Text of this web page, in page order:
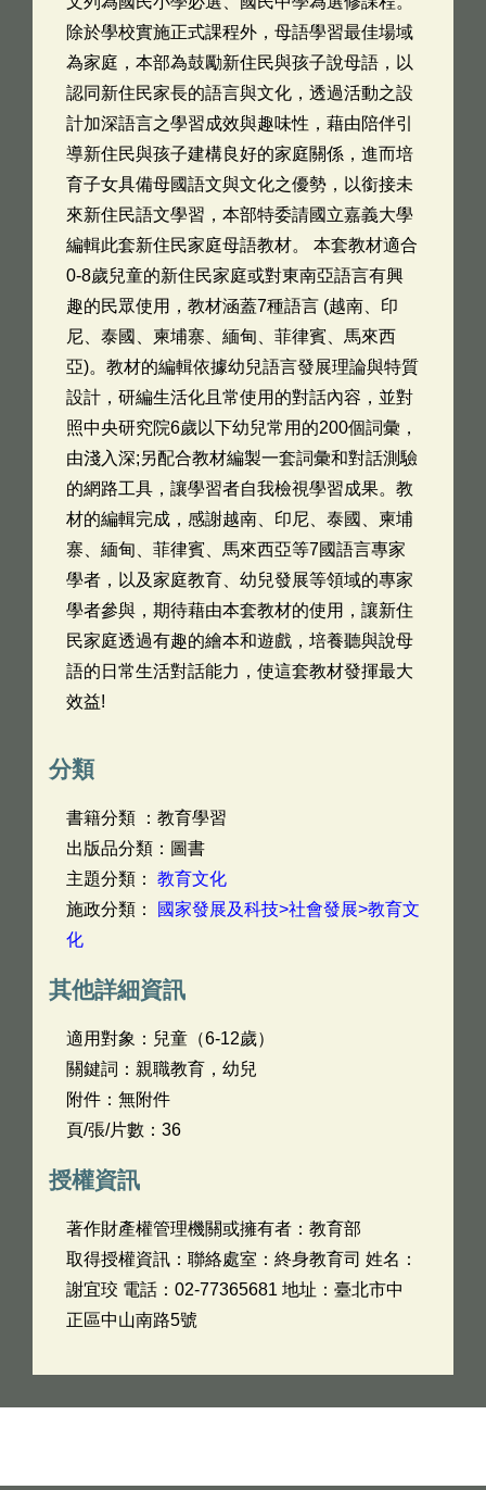
除於學校實施正式課程外，母語學習最佳場域
為家庭，本部為鼓勵新住民與孩子說母語，以
認同新住民家長的語言與文化，透過活動之設
計加深語言之學習成效與趣味性，藉由陪伴引
導新住民與孩子建構良好的家庭關係，進而培
育子女具備母國語文與文化之優勢，以銜接未
來新住民語文學習，本部特委請國立嘉義大學
編輯此套新住民家庭母語教材。 本套教材適合
0-8歲兒童的新住民家庭或對東南亞語言有興
趣的民眾使用，教材涵蓋7種語言 (越南、印
尼、泰國、柬埔寨、緬甸、菲律賓、馬來西
亞)。教材的編輯依據幼兒語言發展理論與特質
設計，研編生活化且常使用的對話內容，並對
照中央研究院6歲以下幼兒常用的200個詞彙，
由淺入深;另配合教材編製一套詞彙和對話測驗
的網路工具，讓學習者自我檢視學習成果。教
材的編輯完成，感謝越南、印尼、泰國、柬埔
寨、緬甸、菲律賓、馬來西亞等7國語言專家
學者，以及家庭教育、幼兒發展等領域的專家
學者參與，期待藉由本套教材的使用，讓新住
民家庭透過有趣的繪本和遊戲，培養聽與說母
語的日常生活對話能力，使這套教材發揮最大
效益!
分類
書籍分類 ：教育學習
出版品分類：圖書
主題分類： 教育文化
施政分類：
國家發展及科技>社會發展>教育文
化
其他詳細資訊
適用對象：兒童（6-12歲）
關鍵詞：親職教育，幼兒
附件：無附件
頁/張/片數：36
授權資訊
著作財產權管理機關或擁有者：教育部
取得授權資訊：聯絡處室：終身教育司 姓名：
謝宜珓 電話：02-77365681 地址：臺北市中
正區中山南路5號